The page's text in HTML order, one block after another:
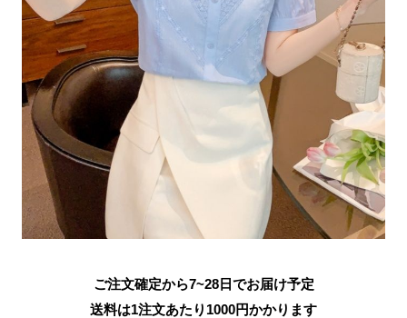
ご注文確定から7~28日でお届け予定
送料は1注文あたり 1000円かかります